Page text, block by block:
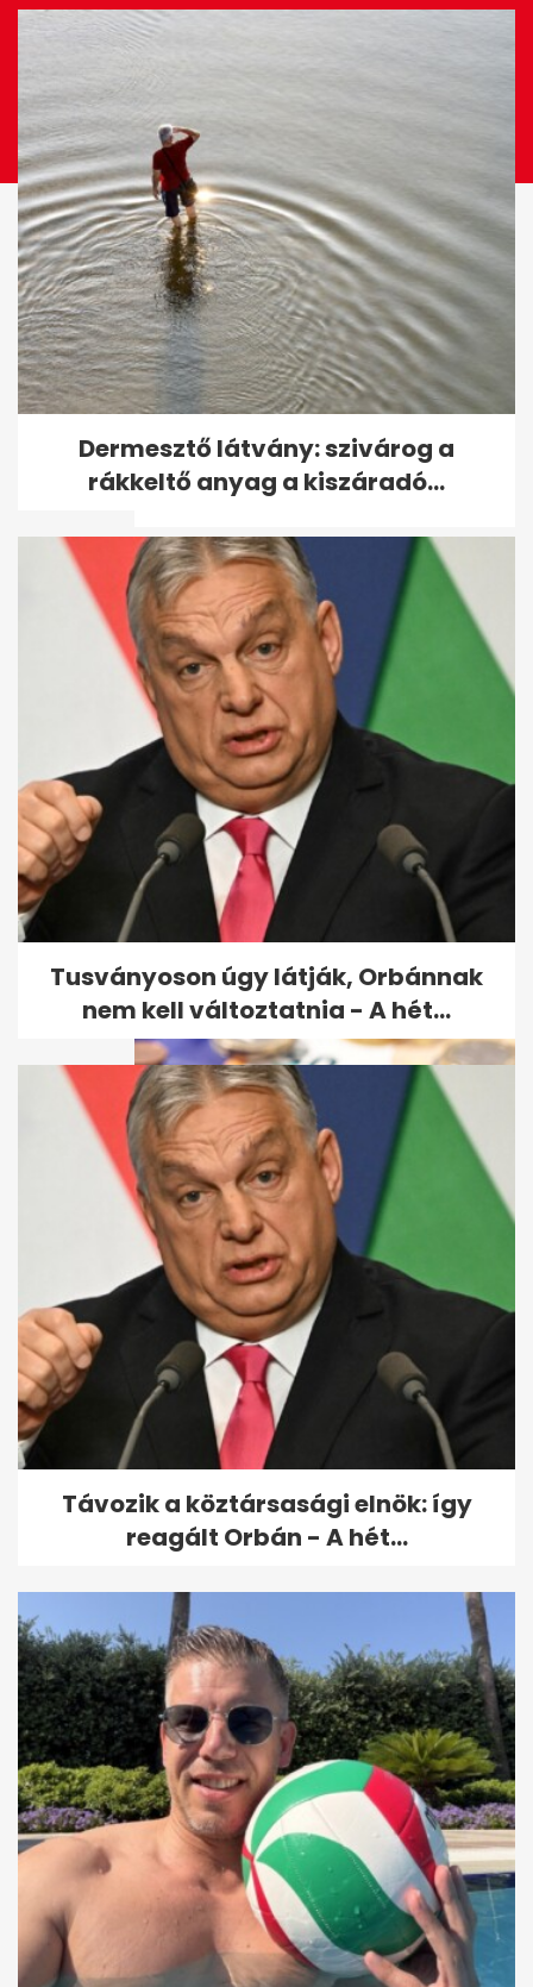
Gyenge a térerő otthon vagy
munkában? Ezekkel a
trükkökkel...
Endrei Judit elárulta, mi segíti
át a nehéz napokon is
Megvan a kormány terve:
6000 milliárd forint uniós pénz
sorsa
Dermesztő látvány: szivárog a
rákkeltő anyag a kiszáradó...
Tusványoson úgy látják, Orbánnak
nem kell változtatnia - A hét...
Távozik a köztársasági elnök: így
reagált Orbán - A hét...